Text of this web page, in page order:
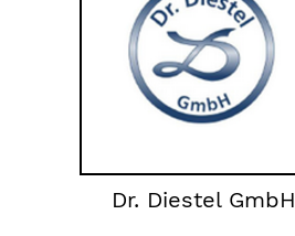
Dr. Diestel GmbH